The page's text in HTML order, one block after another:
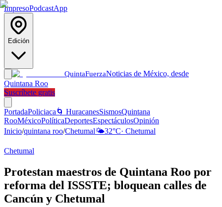
ImpresoPodcastApp
Edición
QuintaFuerzaNoticias de México, desde
Quintana Roo
Suscríbete gratis
PortadaPoliciaca 🌀 HuracanesSismosQuintana
RooMéxicoPolíticaDeportesEspectáculosOpinión
Inicio/quintana roo/Chetumal🌤️32°C· Chetumal
Chetumal
Protestan maestros de Quintana Roo por
reforma del ISSSTE; bloquean calles de
Cancún y Chetumal